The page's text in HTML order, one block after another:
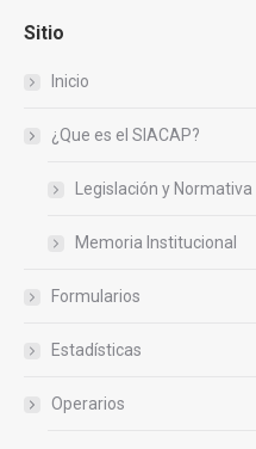
Sitio
Inicio
¿Que es el SIACAP?
Legislación y Normativa
Memoria Institucional
Formularios
Estadísticas
Operarios